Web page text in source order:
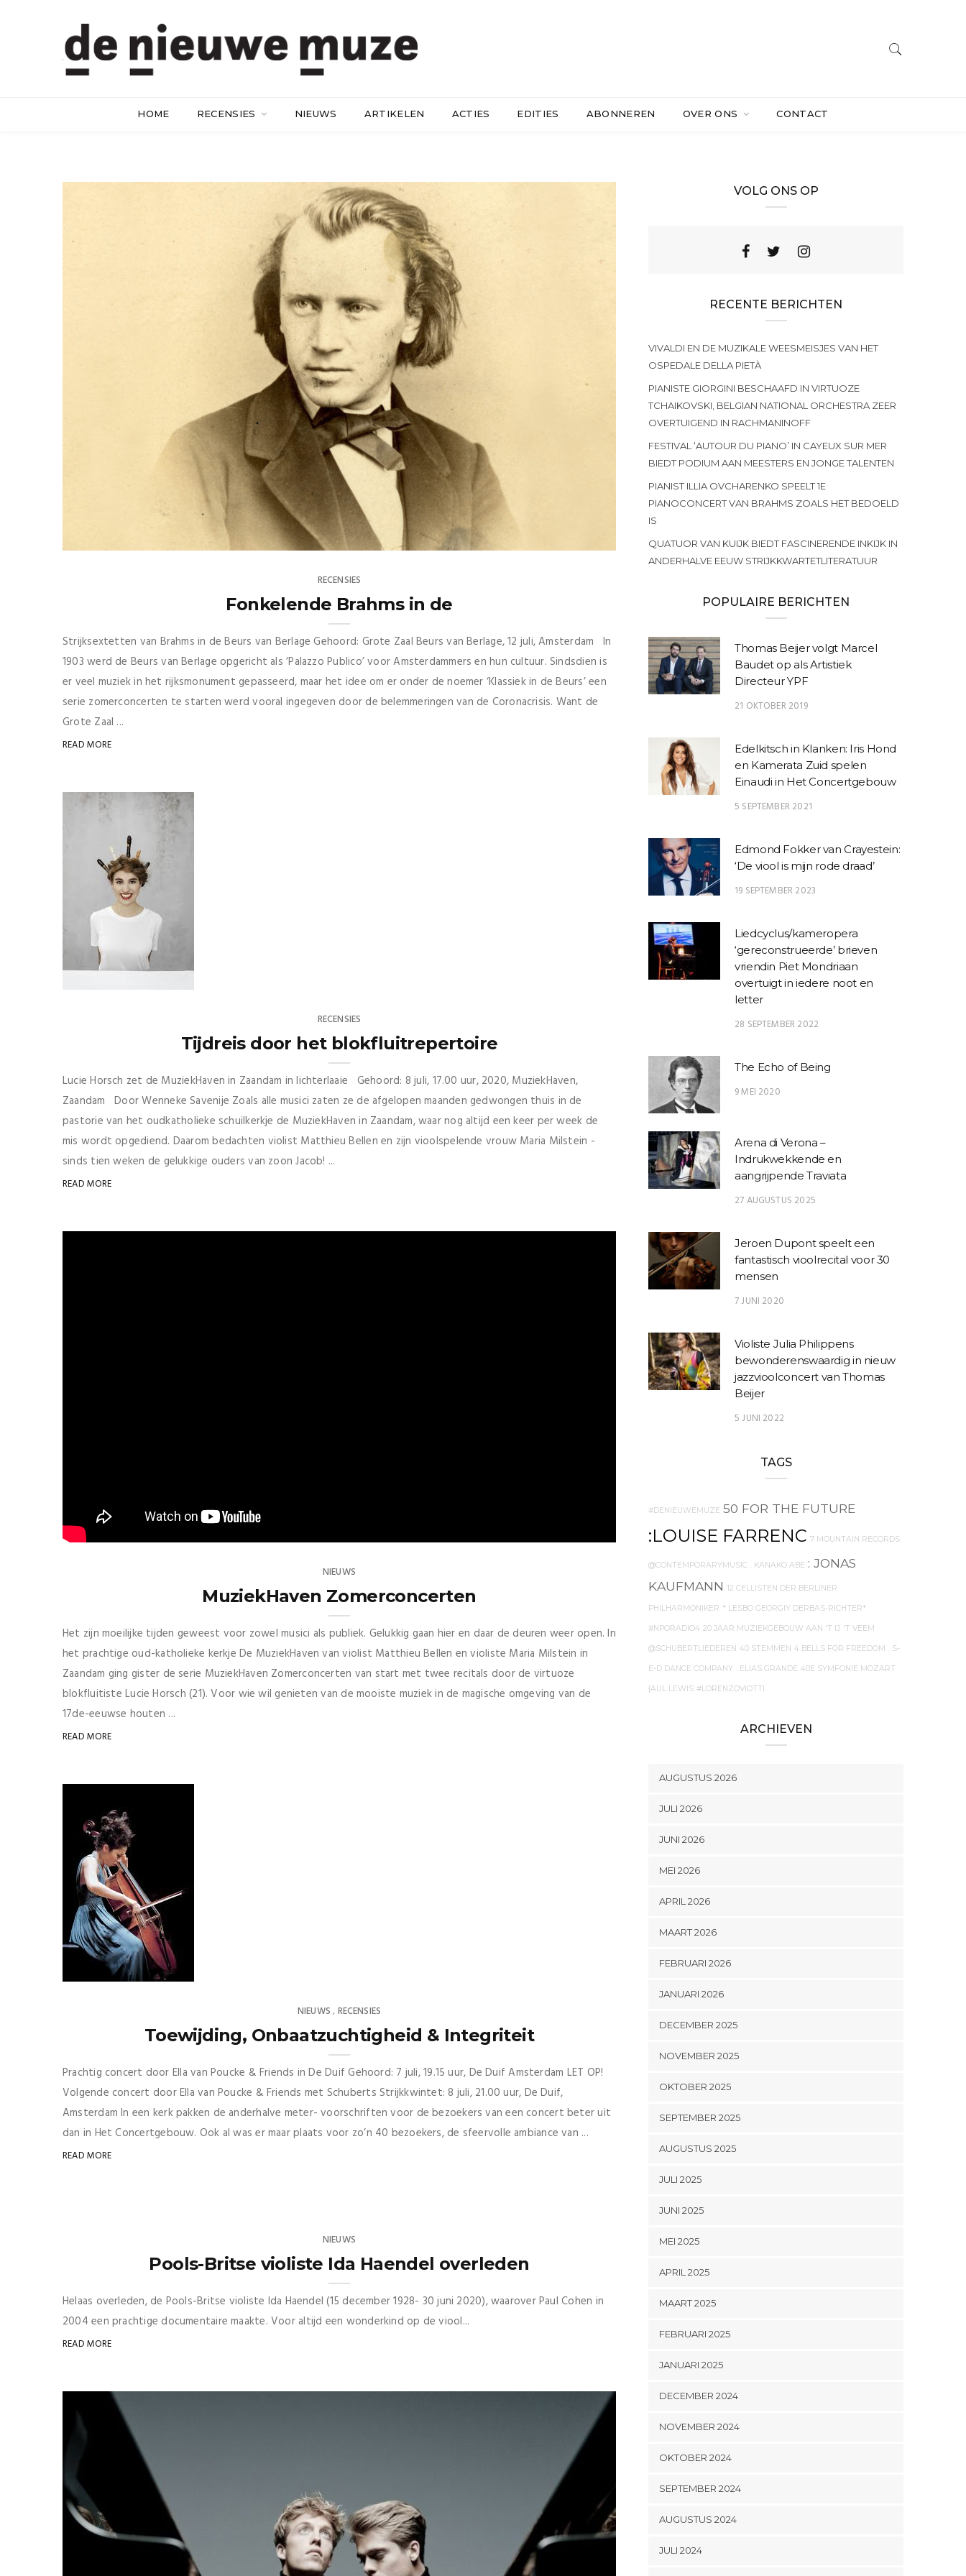
HOME RECENSIES NIEUWS ARTIKELEN ACTIES EDITIES ABONNEREN OVER ONS CONTACT
RECENSIES
Fonkelende Brahms in de
Strijksextetten van Brahms in de Beurs van Berlage Gehoord: Grote Zaal Beurs van Berlage, 12 juli, Amsterdam In
1903 werd de Beurs van Berlage opgericht als ‘Palazzo Publico’ voor Amsterdammers en hun cultuur. Sindsdien is
er veel muziek in het rijksmonument gepasseerd, maar het idee om er onder de noemer ‘Klassiek in de Beurs’ een
serie zomerconcerten te starten werd vooral ingegeven door de belemmeringen van de Coronacrisis. Want de
Grote Zaal ...
READ MORE
RECENSIES
Tijdreis door het blokfluitrepertoire
Lucie Horsch zet de MuziekHaven in Zaandam in lichterlaaie Gehoord: 8 juli, 17.00 uur, 2020, MuziekHaven,
Zaandam Door Wenneke Savenije Zoals alle musici zaten ze de afgelopen maanden gedwongen thuis in de
pastorie van het oudkatholieke schuilkerkje de MuziekHaven in Zaandam, waar nog altijd een keer per week de
mis wordt opgediend. Daarom bedachten violist Matthieu Bellen en zijn vioolspelende vrouw Maria Milstein -
sinds tien weken de gelukkige ouders van zoon Jacob! ...
READ MORE
NIEUWS
MuziekHaven Zomerconcerten
Het zijn moeilijke tijden geweest voor zowel musici als publiek. Gelukkig gaan hier en daar de deuren weer open. In
het prachtige oud-katholieke kerkje De MuziekHaven van violist Matthieu Bellen en violiste Maria Milstein in
Zaandam ging gister de serie MuziekHaven Zomerconcerten van start met twee recitals door de virtuoze
blokfluitiste Lucie Horsch (21). Voor wie wil genieten van de mooiste muziek in de magische omgeving van de
17de-eeuwse houten ...
READ MORE
NIEUWS , RECENSIES
Toewijding, Onbaatzuchtigheid & Integriteit
Prachtig concert door Ella van Poucke & Friends in De Duif Gehoord: 7 juli, 19.15 uur, De Duif Amsterdam LET OP!
Volgende concert door Ella van Poucke & Friends met Schuberts Strijkkwintet: 8 juli, 21.00 uur, De Duif,
Amsterdam In een kerk pakken de anderhalve meter- voorschriften voor de bezoekers van een concert beter uit
dan in Het Concertgebouw. Ook al was er maar plaats voor zo’n 40 bezoekers, de sfeervolle ambiance van ...
READ MORE
NIEUWS
Pools-Britse violiste Ida Haendel overleden
Helaas overleden, de Pools-Britse violiste Ida Haendel (15 december 1928- 30 juni 2020), waarover Paul Cohen in
2004 een prachtige documentaire maakte. Voor altijd een wonderkind op de viool...
READ MORE
VOLG ONS OP
RECENTE BERICHTEN
VIVALDI EN DE MUZIKALE WEESMEISJES VAN HET
OSPEDALE DELLA PIETÀ
PIANISTE GIORGINI BESCHAAFD IN VIRTUOZE
TCHAIKOVSKI, BELGIAN NATIONAL ORCHESTRA ZEER
OVERTUIGEND IN RACHMANINOFF
FESTIVAL ‘AUTOUR DU PIANO’ IN CAYEUX SUR MER
BIEDT PODIUM AAN MEESTERS EN JONGE TALENTEN
PIANIST ILLIA OVCHARENKO SPEELT 1E
PIANOCONCERT VAN BRAHMS ZOALS HET BEDOELD
IS
QUATUOR VAN KUIJK BIEDT FASCINERENDE INKIJK IN
ANDERHALVE EEUW STRIJKKWARTETLITERATUUR
POPULAIRE BERICHTEN
Thomas Beijer volgt Marcel
Baudet op als Artistiek
Directeur YPF
21 OKTOBER 2019
Edelkitsch in Klanken: Iris Hond
en Kamerata Zuid spelen
Einaudi in Het Concertgebouw
5 SEPTEMBER 2021
Edmond Fokker van Crayestein:
‘De viool is mijn rode draad’
19 SEPTEMBER 2023
Liedcyclus/kameropera
‘gereconstrueerde’ brieven
vriendin Piet Mondriaan
overtuigt in iedere noot en
letter
28 SEPTEMBER 2022
The Echo of Being
9 MEI 2020
Arena di Verona –
Indrukwekkende en
aangrijpende Traviata
27 AUGUSTUS 2025
Jeroen Dupont speelt een
fantastisch vioolrecital voor 30
mensen
7 JUNI 2020
Violiste Julia Philippens
bewonderenswaardig in nieuw
jazzvioolconcert van Thomas
Beijer
5 JUNI 2022
TAGS
#DENIEUWEMUZE 50 FOR THE FUTURE
:LOUISE FARRENC 7 MOUNTAIN RECORDS
@CONTEMPORARYMUSIC . KANAKO ABE : JONAS
KAUFMANN 12 CELLISTEN DER BERLINER
PHILHARMONIKER * LESBO GEORGIY DERBAS-RICHTER*
#NPORADIO4 20 JAAR MUZIEKGEBOUW AAN 'T IJ 'T VEEM
@SCHUBERTLIEDEREN 40 STEMMEN 4 BELLS FOR FREEDOM . S-
E-D DANCE COMPANY . ELIAS GRANDE 40E SYMFONIE MOZART
{AUL LEWIS #LORENZOVIOTTI
ARCHIEVEN
AUGUSTUS 2026
JULI 2026
JUNI 2026
MEI 2026
APRIL 2026
MAART 2026
FEBRUARI 2026
JANUARI 2026
DECEMBER 2025
NOVEMBER 2025
OKTOBER 2025
SEPTEMBER 2025
AUGUSTUS 2025
JULI 2025
JUNI 2025
MEI 2025
APRIL 2025
MAART 2025
FEBRUARI 2025
JANUARI 2025
DECEMBER 2024
NOVEMBER 2024
OKTOBER 2024
SEPTEMBER 2024
AUGUSTUS 2024
JULI 2024